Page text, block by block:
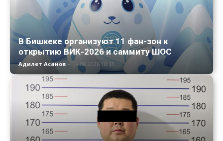
В Бишкеке организуют 11 фан-зон к
открытию ВИК-2026 и саммиту ШОС
Адилет Асанов - 04.08.2026 10:13